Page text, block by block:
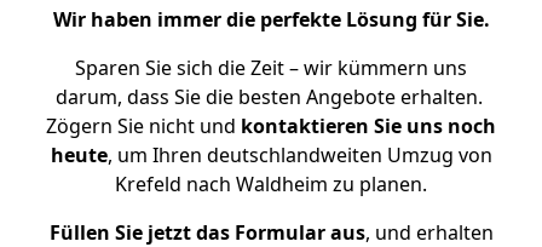
Wir haben immer die perfekte Lösung für Sie.
Sparen Sie sich die Zeit – wir kümmern uns
darum, dass Sie die besten Angebote erhalten.
Zögern Sie nicht und kontaktieren Sie uns noch
heute, um Ihren deutschlandweiten Umzug von
Krefeld nach Waldheim zu planen.
Füllen Sie jetzt das Formular aus, und erhalten